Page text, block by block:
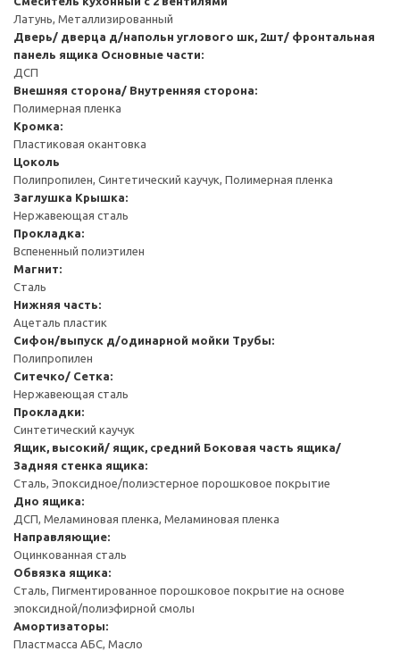
Латунь, Металлизированный
Дверь/ дверца д/напольн углового шк, 2шт/ фронтальная
панель ящика Основные части:
ДСП
Внешняя сторона/ Внутренняя сторона:
Полимерная пленка
Кромка:
Пластиковая окантовка
Цоколь
Полипропилен, Синтетический каучук, Полимерная пленка
Заглушка Крышка:
Нержавеющая сталь
Прокладка:
Вспененный полиэтилен
Магнит:
Сталь
Нижняя часть:
Ацеталь пластик
Сифон/выпуск д/одинарной мойки Трубы:
Полипропилен
Ситечко/ Сетка:
Нержавеющая сталь
Прокладки:
Синтетический каучук
Ящик, высокий/ ящик, средний Боковая часть ящика/
Задняя стенка ящика:
Сталь, Эпоксидное/полиэстерное порошковое покрытие
Дно ящика:
ДСП, Меламиновая пленка, Меламиновая пленка
Направляющие:
Оцинкованная сталь
Обвязка ящика:
Сталь, Пигментированное порошковое покрытие на основе
эпоксидной/полиэфирной смолы
Амортизаторы:
Пластмасса АБС, Масло